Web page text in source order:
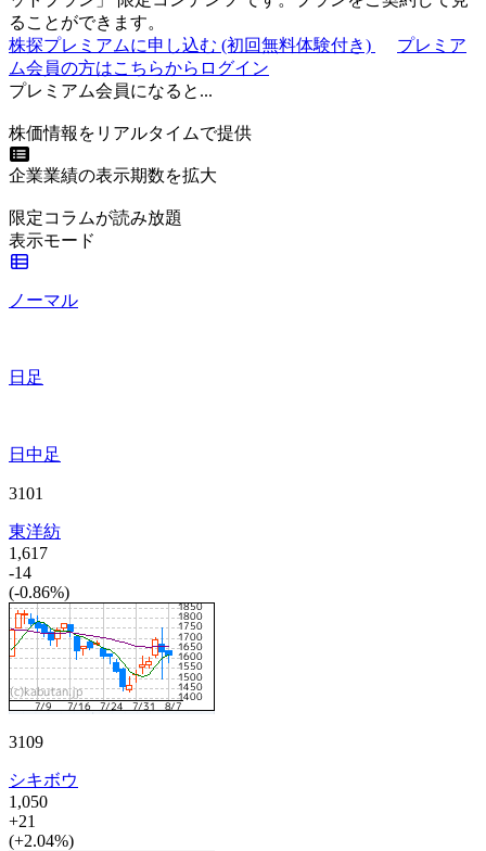
ることができます。
株探プレミアムに申し込む (初回無料体験付き)
プレミア
ム会員の方はこちらからログイン
プレミアム会員になると...
株価情報をリアルタイムで提供
企業業績の表示期数を拡大
限定コラムが読み放題
表示モード
ノーマル
日足
日中足
3101
東洋紡
1,617
-14
(-0.86%)
3109
シキボウ
1,050
+21
(+2.04%)